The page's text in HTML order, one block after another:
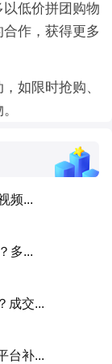
低价拼团购物
作，获得更多
如限时抢购、
频...
多...
成交...
台补...